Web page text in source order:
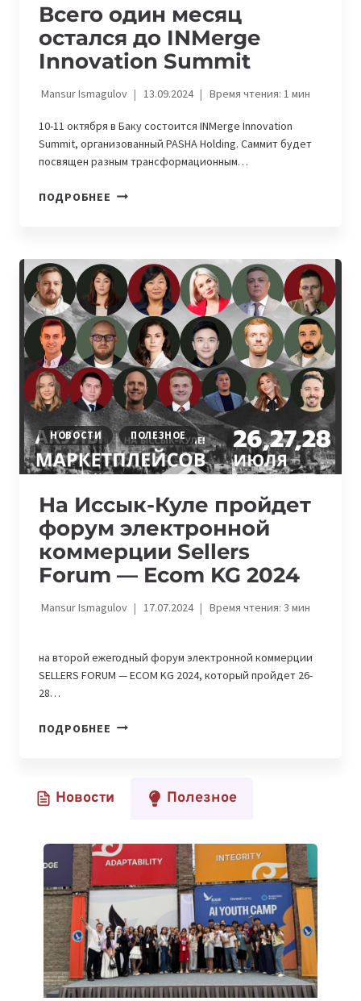
Всего один месяц
остался до INMerge
Innovation Summit
Mansur Ismagulov 13.09.2024 Время чтения: 1мин
10-11 октября в Баку состоится INMerge Innovation
Summit, организованный PASHA Holding. Саммит будет
посвящен разным трансформационным…
ПОДРОБНЕЕ ВСЕГО
ДО
INMERGE
INNOVATION
SUMMIT
НОВОСТИ ПОЛЕЗНОЕ
На Иссык-Куле пройдет
форум электронной
коммерции Sellers
Forum — Ecom KG 2024
Mansur Ismagulov 17.07.2024 Время чтения: 3мин
на второй ежегодный форум электронной коммерции
SELLERS FORUM — ECOM KG 2024, который пройдет 26-
28…
ПОДРОБНЕЕ НА
ФОРУМ
SELLERS
—
ECOM
KG
2024
Новости Полезное